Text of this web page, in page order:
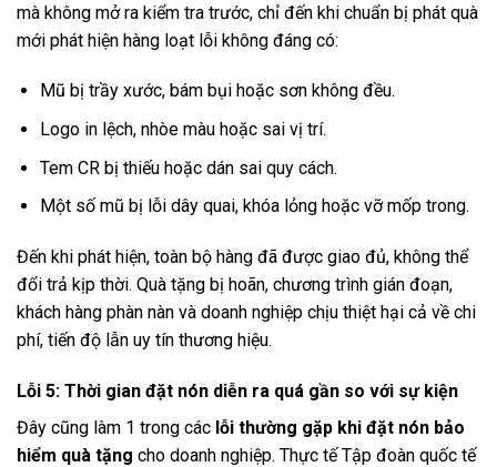
mà không mở ra kiểm tra trước, chỉ đến khi chuẩn bị phát quà
mới phát hiện hàng loạt lỗi không đáng có:
Mũ bị trầy xước, bám bụi hoặc sơn không đều.
Logo in lệch, nhòe màu hoặc sai vị trí.
Tem CR bị thiếu hoặc dán sai quy cách.
Một số mũ bị lỗi dây quai, khóa lỏng hoặc vỡ mốp trong.
Đến khi phát hiện, toàn bộ hàng đã được giao đủ, không thể
đổi trả kịp thời. Quà tặng bị hoãn, chương trình gián đoạn,
khách hàng phàn nàn và doanh nghiệp chịu thiệt hại cả về chi
phí, tiến độ lẫn uy tín thương hiệu.
Lỗi 5: Thời gian đặt nón diễn ra quá gần so với sự kiện
Đây cũng làm 1 trong các lỗi thường gặp khi đặt nón bảo
hiểm quà tặng cho doanh nghiệp. Thực tế Tập đoàn quốc tế